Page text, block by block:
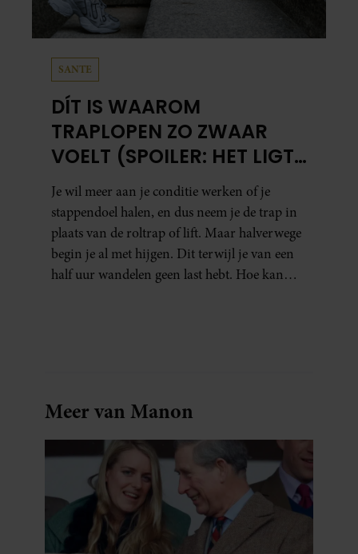
SANTE
DÍT IS WAAROM
TRAPLOPEN ZO ZWAAR
VOELT (SPOILER: HET LIGT
NIET AAN JE CONDITIE)
Je wil meer aan je conditie werken of je
stappendoel halen, en dus neem je de trap in
plaats van de roltrap of lift. Maar halverwege
begin je al met hijgen. Dit terwijl je van een
half uur wandelen geen last hebt. Hoe kan
Meer van Manon